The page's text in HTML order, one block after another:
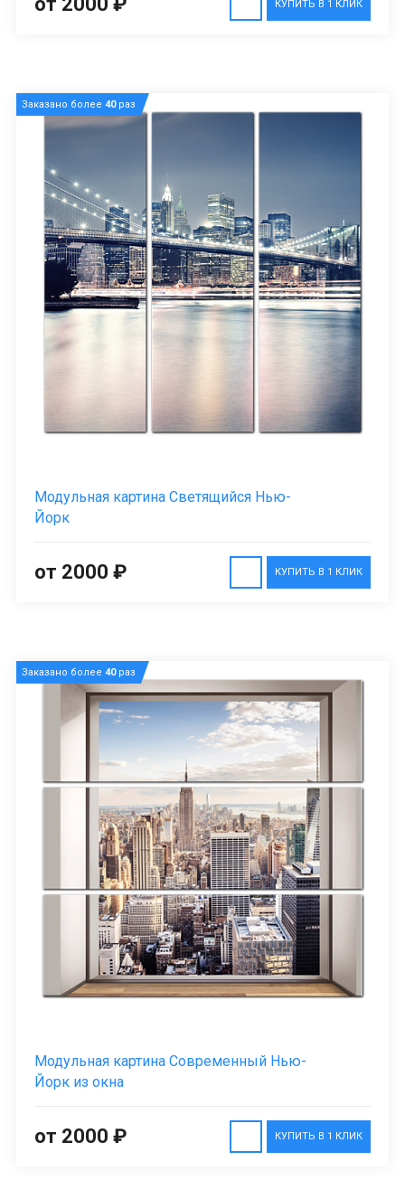
КУПИТЬ В 1 КЛИК
Заказано более 40раз
Модульная картина Светящийся Нью-
Йорк
КУПИТЬ В 1 КЛИК
от 2000 ₽
Заказано более 40раз
Модульная картина Современный Нью-
Йорк из окна
КУПИТЬ В 1 КЛИК
от 2000 ₽